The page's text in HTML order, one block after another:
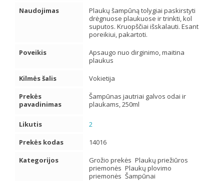
Naudojimas
Plaukų šampūną tolygiai paskirstyti
drėgnuose plaukuose ir trinkti, kol
suputos. Kruopščiai išskalauti. Esant
poreikiui, pakartoti.
Poveikis
Apsaugo nuo dirginimo, maitina
plaukus
Kilmės šalis
Vokietija
Prekės
pavadinimas
Šampūnas jautriai galvos odai ir
plaukams, 250ml
Likutis
2
Prekės kodas
14016
Kategorijos
Grožio prekės Plaukų priežiūros
priemonės Plaukų plovimo
priemonės Šampūnai